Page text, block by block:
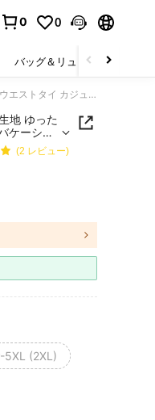
0 0
バッグ＆リュック
Comfortcana 夏 無地 テクスチャー クリンクル生地 ゆったり ドローストリング ウエストタイ カジュアル バケーション ワイドレッグパンツ、プラスサイズ
地 ゆった
ケーショ
(2 レビュー)
5XL (2XL)